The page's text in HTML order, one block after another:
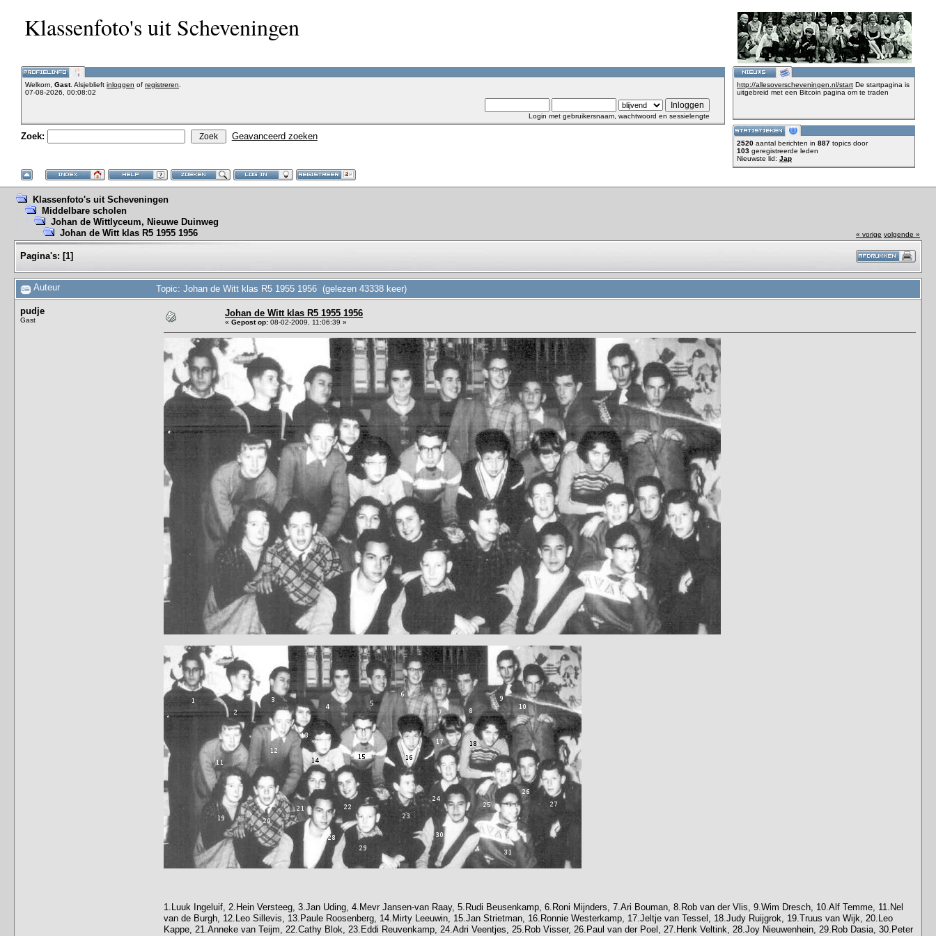
Klassenfoto's uit Scheveningen
Welkom, Gast. Alsjeblieft inloggen of registreren
07-08-2026, 00:08:02
Login met gebruikersnaam, wachtwoord en sessielengte
Zoek: Geavanceerd zoeken
http://allesoverscheveningen.nl/start De startpagina is
uitgebreid met een Bitcoin pagina om te traden
2520 aantal berichten in 887 topics door
103 geregistreerde leden
Nieuwste lid: Jap
Klassenfoto's uit Scheveningen
Middelbare scholen
Johan de Wittlyceum, Nieuwe Duinweg
Johan de Witt klas R5 1955 1956
« vorige volgende »
Pagina's: [1]
Auteur Topic: Johan de Witt klas R5 1955 1956 (gelezen 43338 keer)
pudje
Gast
Johan de Witt klas R5 1955 1956
« Gepost op: 08-02-2009, 11:06:39 »
1.Luuk Ingeluif, 2.Hein Versteeg, 3.Jan Uding, 4.Mevr Jansen-van Raay, 5.Rudi Beusenkamp, 6.Roni Mijnders, 7.Ari Bouman, 8.Rob van der Vlis, 9.Wim Dresch, 10.Alf Temme, 11.Nel
van de Burgh, 12.Leo Sillevis, 13.Paule Roosenberg, 14.Mirty Leeuwin, 15.Jan Strietman, 16.Ronnie Westerkamp, 17.Jeltje van Tessel, 18.Judy Ruijgrok, 19.Truus van Wijk, 20.Leo
Kappe, 21.Anneke van Teijm, 22.Cathy Blok, 23.Eddi Reuvenkamp, 24.Adri Veentjes, 25.Rob Visser, 26.Paul van der Poel, 27.Henk Veltink, 28.Joy Nieuwenhein, 29.Rob Dasia, 30.Peter